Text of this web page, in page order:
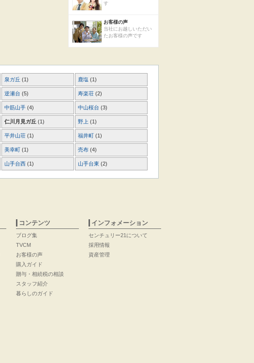
す
お客様の声
当社にお越しいただい
たお客様の声です
泉ガ丘 (1) 鹿塩 (1)
逆瀬台 (5) 寿楽荘 (2)
中筋山手 (4) 中山桜台 (3)
仁川月見ガ丘 (1) 野上 (1)
平井山荘 (1) 福井町 (1)
美幸町 (1) 売布 (4)
山手台西 (1) 山手台東 (2)
コンテンツ
ブログ集
TVCM
お客様の声
購入ガイド
贈与・相続税の相談
スタッフ紹介
暮らしのガイド
インフォメーション
センチュリー21について
採用情報
資産管理